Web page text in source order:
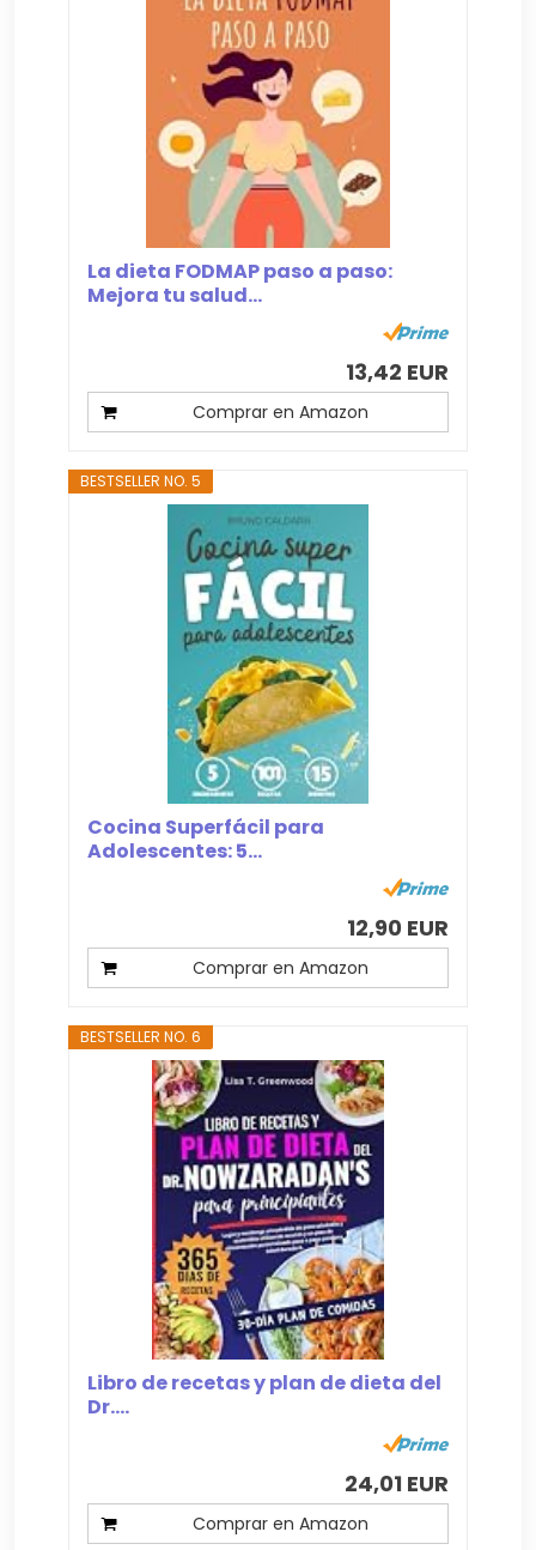
La dieta FODMAP paso a paso:
Mejora tu salud...
13,42 EUR
Comprar en Amazon
BESTSELLER NO. 5
Cocina Superfácil para
Adolescentes: 5...
12,90 EUR
Comprar en Amazon
BESTSELLER NO. 6
Libro de recetas y plan de dieta del
Dr....
24,01 EUR
Comprar en Amazon